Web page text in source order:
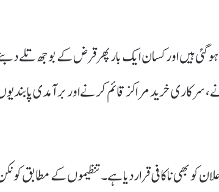
گئی ہیں اور کسان ایک بار پھر قرض کے بوجھ تلے
سرکاری خرید مراکز قائم کرنے اور برآمدی
کے سرکاری اعلان کو بھی ناکافی قرار دیا ہے۔ تنظیموں کے مطابق